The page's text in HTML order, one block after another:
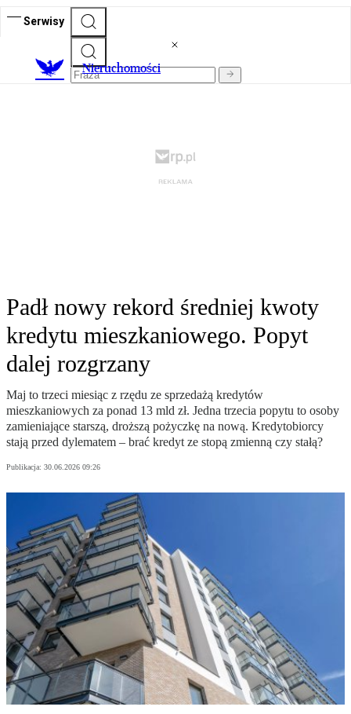
Serwisy
Nieruchomości
Padł nowy rekord średniej kwoty
kredytu mieszkaniowego. Popyt
dalej rozgrzany
Maj to trzeci miesiąc z rzędu ze sprzedażą kredytów
mieszkaniowych za ponad 13 mld zł. Jedna trzecia popytu to osoby
zamieniające starszą, droższą pożyczkę na nową. Kredytobiorcy
stają przed dylematem – brać kredyt ze stopą zmienną czy stałą?
Publikacja: 30.06.2026 09:26